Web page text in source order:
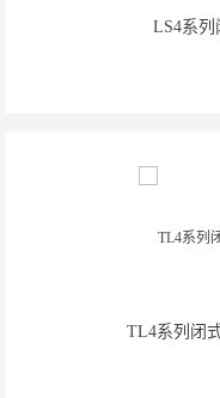
LS4系列
TL4系列闭